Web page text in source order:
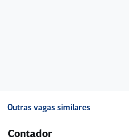
Outras vagas similares
Contador